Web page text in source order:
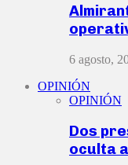
6 agosto,
OPINIÓN
OPINIÓN
Dos
oculta